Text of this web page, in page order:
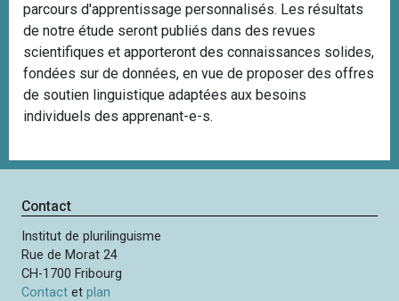
parcours d'apprentissage personnalisés. Les résultats
de notre étude seront publiés dans des revues
scientifiques et apporteront des connaissances solides,
fondées sur de données, en vue de proposer des offres
de soutien linguistique adaptées aux besoins
individuels des apprenant-e-s.
Contact
Institut de plurilinguisme
Rue de Morat 24
CH-1700 Fribourg
Contact etplan